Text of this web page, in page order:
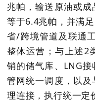
兆帕，输送原油或
等于6.4兆帕，并满
省/跨境管道及联通
整体运营；与上述2
销的储气库、 LNG接
管网统一调度，以
理连接，执行统一定